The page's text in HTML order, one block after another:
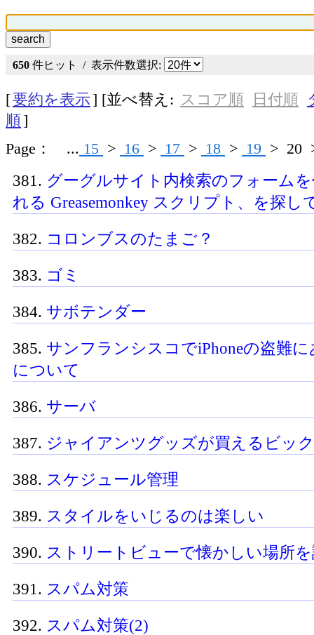
650 件ヒット / 表示件数選択:
[要約を表示] [並べ替え: スコア順 日付順
順]
Page： ... 15 > 16 > 17 > 18 > 19 > 20
381. グーグルサイト内検索のフォーム
れる Greasemonkey スクリプト、を探し
382. コロンブスのたまご？
383. ゴミ
384. サボテンダー
385. サンフランシスコでiPhoneの盗難
について
386. サーバ
387. ジャイアンツグッズが買えるビッ
388. スケジュール管理
389. スタイルをいじるのは楽しい
390. ストリートビューで懐かしい場所
391. スパム対策
392. スパム対策(2)